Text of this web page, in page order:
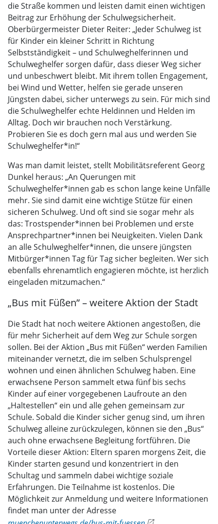
die Straße kommen und leisten damit einen wichtigen
Beitrag zur Erhöhung der Schulwegsicherheit.
Oberbürgermeister Dieter Reiter: „Jeder Schulweg ist
für Kinder ein kleiner Schritt in Richtung
Selbstständigkeit – und Schulweghelferinnen und
Schulweghelfer sorgen dafür, dass dieser Weg sicher
und unbeschwert bleibt. Mit ihrem tollen Engagement,
bei Wind und Wetter, helfen sie gerade unseren
Jüngsten dabei, sicher unterwegs zu sein. Für mich sind
die Schulweghelfer echte Heldinnen und Helden im
Alltag. Doch wir brauchen noch Verstärkung.
Probieren Sie es doch gern mal aus und werden Sie
Schulweghelfer*in!“
Was man damit leistet, stellt Mobilitätsreferent Georg
Dunkel heraus: „An Querungen mit
Schulweghelfer*innen gab es schon lange keine Unfälle
mehr. Sie sind damit eine wichtige Stütze für einen
sicheren Schulweg. Und oft sind sie sogar mehr als
das: Trostspender*innen bei Problemen und erste
Ansprechpartner*innen bei Neuigkeiten. Vielen Dank
an alle Schulweghelfer*innen, die unsere jüngsten
Mitbürger*innen Tag für Tag sicher begleiten. Wer sich
ebenfalls ehrenamtlich engagieren möchte, ist herzlich
eingeladen mitzumachen.“
„Bus mit Füßen” – weitere Aktion der Stadt
Die Stadt hat noch weitere Aktionen angestoßen, die
für mehr Sicherheit auf dem Weg zur Schule sorgen
sollen. Bei der Aktion „Bus mit Füßen“ werden Familien
miteinander vernetzt, die im selben Schulsprengel
wohnen und einen ähnlichen Schulweg haben. Eine
erwachsene Person sammelt etwa fünf bis sechs
Kinder auf einer vorgegebenen Laufroute an den
„Haltestellen“ ein und alle gehen gemeinsam zur
Schule. Sobald die Kinder sicher genug sind, um ihren
Schulweg alleine zurückzulegen, können sie den „Bus“
auch ohne erwachsene Begleitung fortführen. Die
Vorteile dieser Aktion: Eltern sparen morgens Zeit, die
Kinder starten gesund und konzentriert in den
Schultag und sammeln dabei wichtige soziale
Erfahrungen. Die Teilnahme ist kostenlos. Die
Möglichkeit zur Anmeldung und weitere Informationen
findet man unter der Adresse